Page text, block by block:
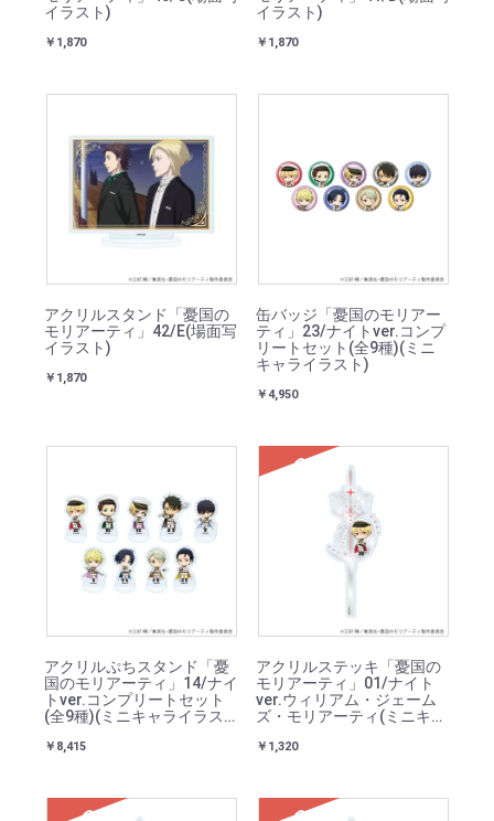
イラスト)
￥1,870
イラスト)
￥1,870
アクリルスタンド「憂国の
モリアーティ」42/E(場面写
イラスト)
￥1,870
缶バッジ「憂国のモリアー
ティ」23/ナイトver.コンプ
リートセット(全9種)(ミニ
キャライラスト)
￥4,950
アクリルぷちスタンド「憂
国のモリアーティ」14/ナイ
トver.コンプリートセット
(全9種)(ミニキャライラス
￥8,415
SOLD
アクリルステッキ「憂国の
モリアーティ」01/ナイト
ver.ウィリアム・ジェーム
ズ・モリアーティ(ミニキャ
￥1,320